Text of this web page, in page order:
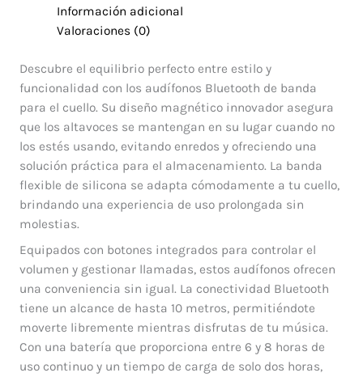
Información adicional
Valoraciones (0)
Descubre el equilibrio perfecto entre estilo y
funcionalidad con los audífonos Bluetooth de banda
para el cuello. Su diseño magnético innovador asegura
que los altavoces se mantengan en su lugar cuando no
los estés usando, evitando enredos y ofreciendo una
solución práctica para el almacenamiento. La banda
flexible de silicona se adapta cómodamente a tu cuello,
brindando una experiencia de uso prolongada sin
molestias.
Equipados con botones integrados para controlar el
volumen y gestionar llamadas, estos audífonos ofrecen
una conveniencia sin igual. La conectividad Bluetooth
tiene un alcance de hasta 10 metros, permitiéndote
moverte libremente mientras disfrutas de tu música.
Con una batería que proporciona entre 6 y 8 horas de
uso continuo y un tiempo de carga de solo dos horas,